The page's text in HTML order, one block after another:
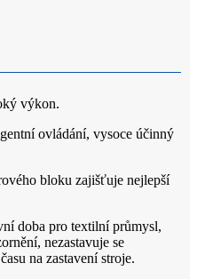
výkon.
ovládání, vysoce účinný
bloku zajišťuje nejlepší
doba pro textilní průmysl,
nezastavuje se
na zastavení stroje.